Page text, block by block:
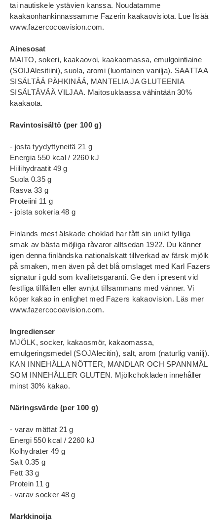
tai nautiskele ystävien kanssa. Noudatamme
kaakaonhankinnassamme Fazerin kaakaovisiota. Lue lisää
www.fazercocoavision.com.
Ainesosat
MAITO, sokeri, kaakaovoi, kaakaomassa, emulgointiaine
(SOIJAlesitiini), suola, aromi (luontainen vanilja). SAATTAA
SISÄLTÄÄ PÄHKINÄÄ, MANTELIA JA GLUTEENIA
SISÄLTÄVÄÄ VILJAA. Maitosuklaassa vähintään 30%
kaakaota.
Ravintosisältö (per 100 g)
- josta tyydyttyneitä 21 g
Energia 550 kcal / 2260 kJ
Hiilihydraatit 49 g
Suola 0.35 g
Rasva 33 g
Proteiini 11 g
- joista sokeria 48 g
Finlands mest älskade choklad har fått sin unikt fylliga
smak av bästa möjliga råvaror alltsedan 1922. Du känner
igen denna finländska nationalskatt tillverkad av färsk mjölk
på smaken, men även på det blå omslaget med Karl Fazers
signatur i guld som kvalitetsgaranti. Ge den i present vid
festliga tillfällen eller avnjut tillsammans med vänner. Vi
köper kakao in enlighet med Fazers kakaovision. Läs mer
www.fazercocoavision.com.
Ingredienser
MJÖLK, socker, kakaosmör, kakaomassa,
emulgeringsmedel (SOJAlecitin), salt, arom (naturlig vanilj).
KAN INNEHÅLLA NÖTTER, MANDLAR OCH SPANNMÅL
SOM INNEHÅLLER GLUTEN. Mjölkchokladen innehåller
minst 30% kakao.
Näringsvärde (per 100 g)
- varav mättat 21 g
Energi 550 kcal / 2260 kJ
Kolhydrater 49 g
Salt 0.35 g
Fett 33 g
Protein 11 g
- varav socker 48 g
Markkinoija